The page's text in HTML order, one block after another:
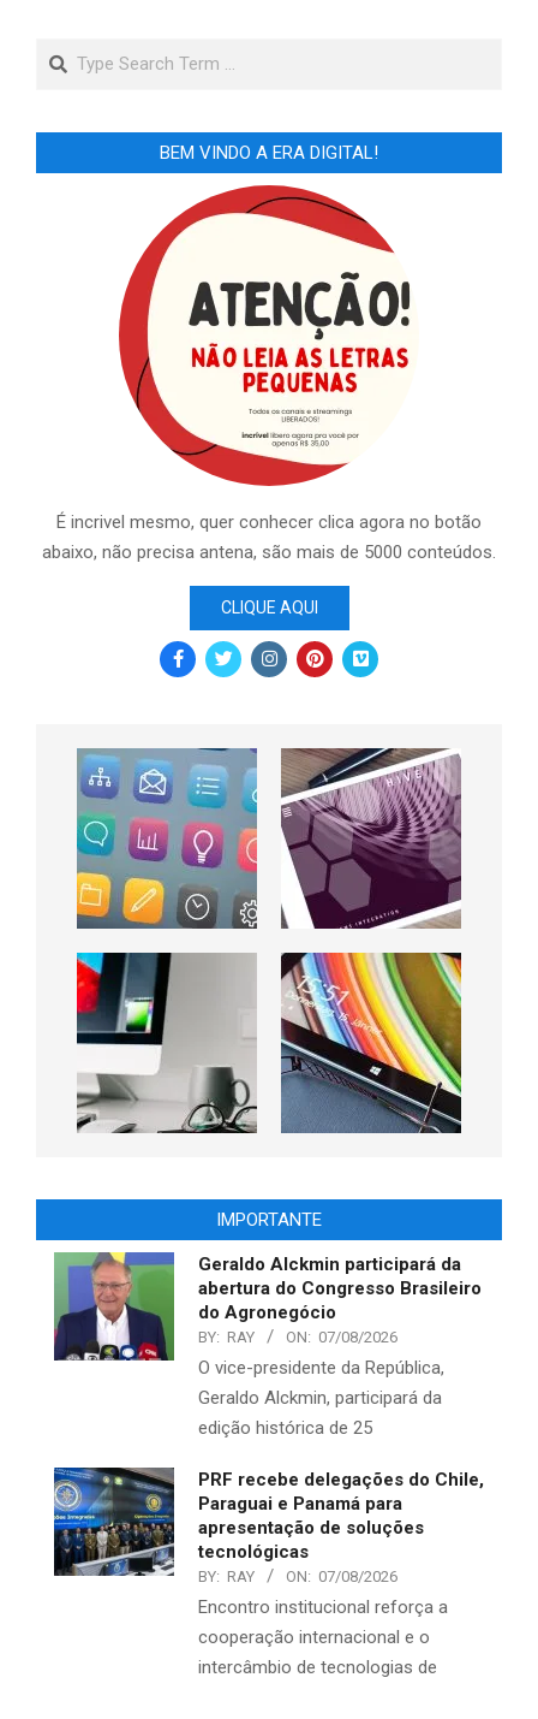
Search
BEM VINDO A ERA DIGITAL!
É incrivel mesmo, quer conhecer clica agora no botão
abaixo, não precisa antena, são mais de 5000 conteúdos.
CLIQUE AQUI
IMPORTANTE
Geraldo Alckmin participará da
abertura do Congresso Brasileiro
do Agronegócio
BY: RAY ON: 07/08/2026
O vice-presidente da República,
Geraldo Alckmin, participará da
edição histórica de 25
PRF recebe delegações do Chile,
Paraguai e Panamá para
apresentação de soluções
tecnológicas
BY: RAY ON: 07/08/2026
Encontro institucional reforça a
cooperação internacional e o
intercâmbio de tecnologias de